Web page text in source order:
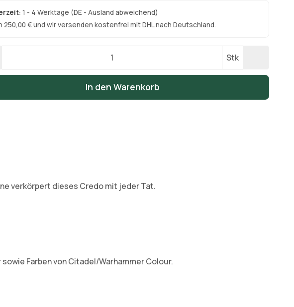
1 - 4 Werktage (DE - Ausland abweichend)
250,00 € und wir versenden kostenfrei mit DHL nach Deutschland.
Stk
In den Warenkorb
verkörpert dieses Credo mit jeder Tat.
Farben von Citadel/Warhammer Colour.